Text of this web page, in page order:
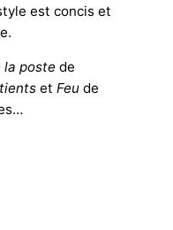
est concis et
la poste de
et Feu de